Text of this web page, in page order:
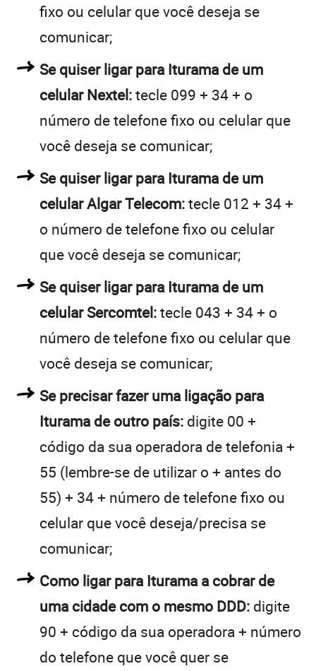
fixo ou celular que você deseja se
comunicar;
Se quiser ligar para Iturama de um
celular Nextel:tecle 099 + 34 + o
número de telefone fixo ou celular que
você deseja se comunicar;
Se quiser ligar para Iturama de um
celular Algar Telecom:tecle 012 + 34 +
o número de telefone fixo ou celular
que você deseja se comunicar;
Se quiser ligar para Iturama de um
celular Sercomtel:tecle 043 + 34 + o
número de telefone fixo ou celular que
você deseja se comunicar;
Se precisar fazer uma ligação para
Iturama de outro país: digite 00 +
código da sua operadora de telefonia +
55 (lembre-se de utilizar o + antes do
55) + 34 + número de telefone fixo ou
celular que você deseja/precisa se
comunicar;
Como ligar para Iturama a cobrar de
uma cidade com o mesmo DDD: digite
90 + código da sua operadora + número
do telefone que você quer se